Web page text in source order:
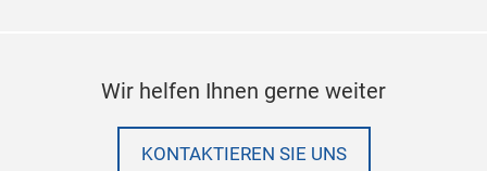
Wir helfen Ihnen gerne weiter
KONTAKTIEREN SIE UNS